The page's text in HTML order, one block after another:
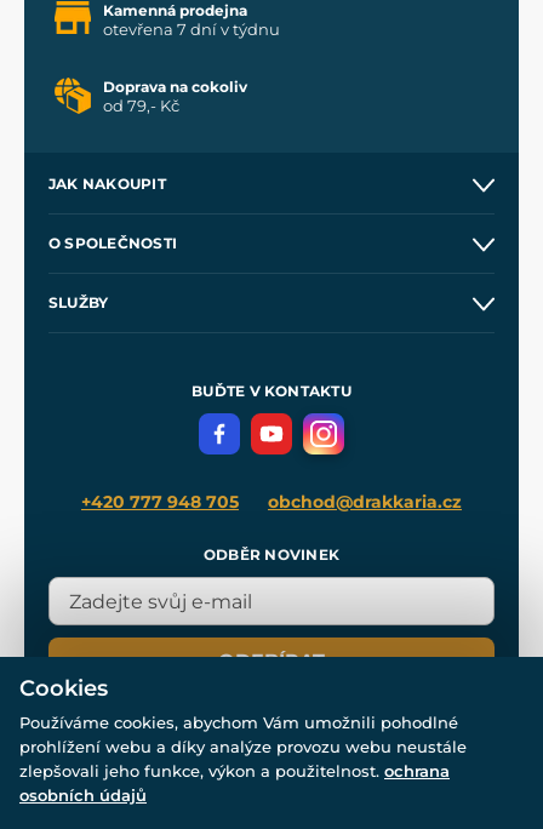
Kamenná prodejna
otevřena 7 dní v týdnu
Doprava na cokoliv
od 79,- Kč
JAK NAKOUPIT
Velkoobchod
O SPOLEČNOSTI
SLUŽBY
Meče pro Kingdom Come
BUĎTE V KONTAKTU
+420 777 948 705 obchod@drakkaria.cz
ODBĚR NOVINEK
ODEBÍRAT
© Všechna práva vyhrazena. www.drakkaria.cz 2007-2026.
Cookies
Používáme cookies, abychom Vám umožnili pohodlné
prohlížení webu a díky analýze provozu webu neustále
zlepšovali jeho funkce, výkon a použitelnost. ochrana
osobních údajů